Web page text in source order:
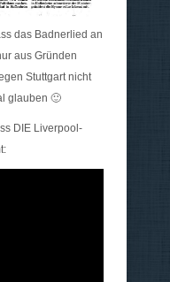
das Badnerlied an
aus Gründen
Stuttgart nicht
glauben 🙂
DIE Liverpool-